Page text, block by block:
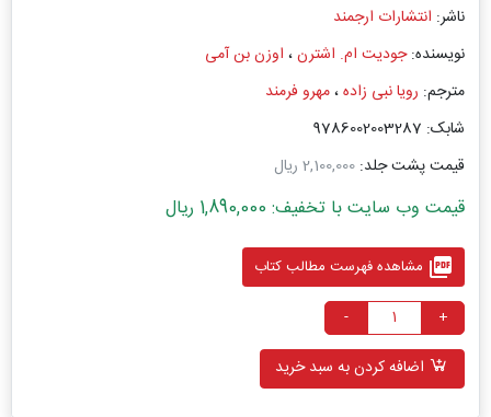
ناشر: انتشارات ارجمند
نویسنده:جودیت ام. اشترن، اوزن بن آمی
مترجم: رویا نبی زاده،مهرو فرمند
شابک: 9786002003287
قیمت پشت جلد: 2,100,000 ریال
قیمت وب سایت با تخفیف: 1,890,000 ریال
picture_as_pdf مشاهده فهرست مطالب کتاب
+
-
اضافه کردن به سبد خرید